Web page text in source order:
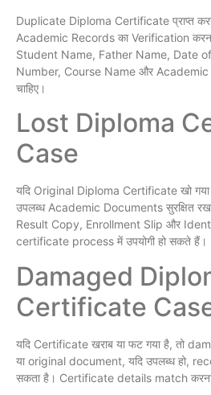
Duplicate Diploma Certificate प्राप्त करने
Academic Records का Verification करना
Student Name, Father Name, Date
Number, Course Name और Academic
चाहिए।
Lost Diploma
Case
यदि Original Diploma Certificate खो गया है,
उपलब्ध Academic Documents सुरक्षित
Result Copy, Enrollment Slip और
certificate process में उपयोगी हो सकते हैं।
Damaged
Certificate
यदि Certificate खराब या फट गया है, तो
या original document, यदि उपलब्ध हो,
सकता है। Certificate details match